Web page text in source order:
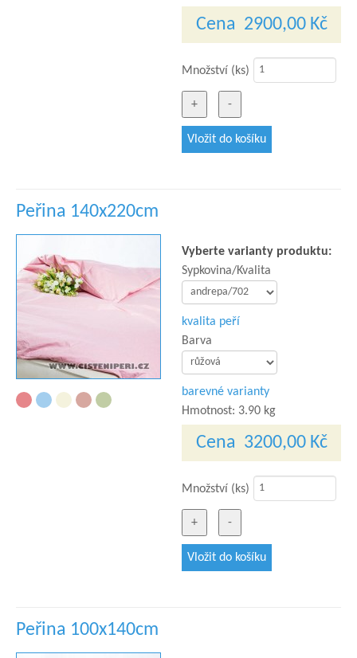
Cena 2900,00 Kč
Množství (ks)
Peřina 140x220cm
Vyberte varianty produktu:
Sypkovina/Kvalita
kvalita peří
Barva
barevné varianty
Hmotnost: 3.90 kg
Cena 3200,00 Kč
Množství (ks)
Peřina 100x140cm